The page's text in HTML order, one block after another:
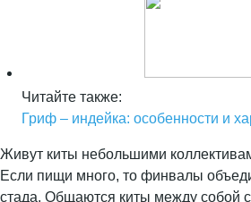
Читайте также:
Гриф – индейка: особенности и
Живут киты небольшими
Если пищи много, то финвалы
стада. Общаются киты между собой